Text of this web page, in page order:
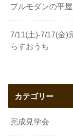
プルモダンの平屋
7/11(土)-7/17(金)
らすおうち
カテゴリー
完成見学会